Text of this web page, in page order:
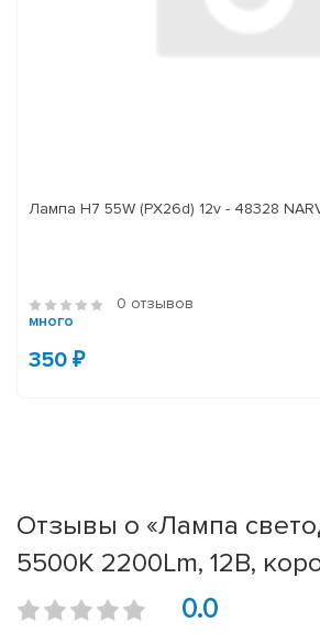
Лампа H7 55W (PX26d) 12v - 48328
0 отзывов
много
350 ₽
Отзывы о «Лампа
5500K 2200Lm, 12В,
0.0